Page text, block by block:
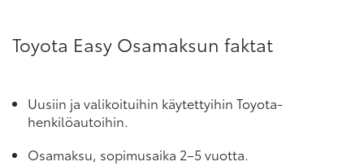
Toyota Easy Osamaksun faktat
Uusiin ja valikoituihin käytettyihin Toyota-
henkilöautoihin.
Osamaksu, sopimusaika 2–5 vuotta.